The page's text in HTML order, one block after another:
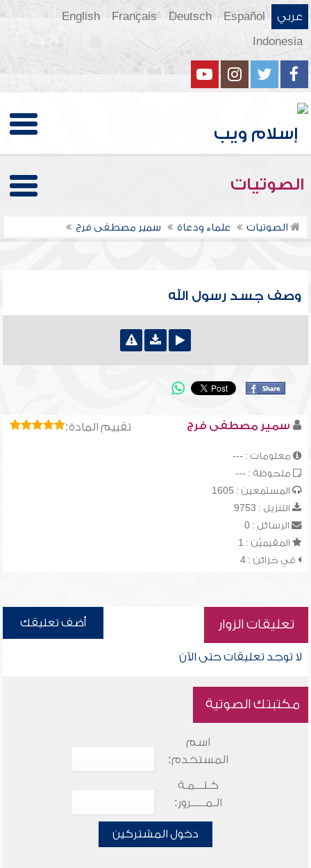
عربي Español
Deutsch
Français
English
Indonesia
الصوتيات
الصوتيات علماء ودعاة سمير مصطفى فرج
وصف جسد رسول الله
تقييم المادة: سمير مصطفى فرج
معلومات : ---
ملحوظة : ---
المستمعين : 1605
التنزيل : 9753
الرسائل : 0
المقيميّن : 1
في خزائن : 4
تعليقات الزوار أضف تعليقك
لا توجد تعليقات حتى الآن
مكتبتك الصوتية
اسم
المستخدم:
كـلـــمـة
الـمـــــرور:
دخول المشتركين